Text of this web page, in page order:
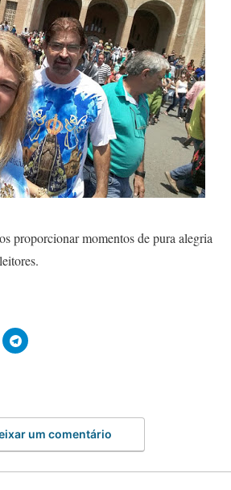
proporcionar momentos de pura alegria
um comentário